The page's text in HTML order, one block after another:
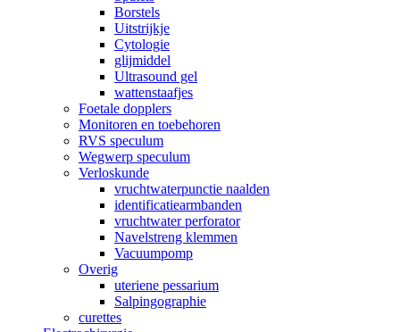
Borstels
Uitstrijkje
Cytologie
glijmiddel
Ultrasound gel
wattenstaafjes
Foetale dopplers
Monitoren en toebehoren
RVS speculum
Wegwerp speculum
Verloskunde
vruchtwaterpunctie naalden
identificatiearmbanden
vruchtwater perforator
Navelstreng klemmen
Vacuumpomp
Overig
uteriene pessarium
Salpingographie
curettes